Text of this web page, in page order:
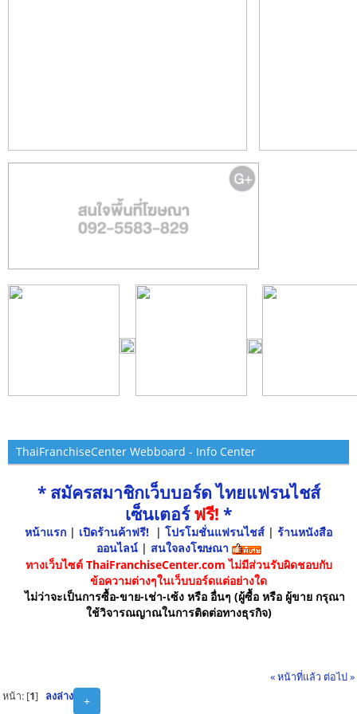
ThaiFranchiseCenter Webboard - Info Center
* สมัครสมาชิกเว็บบอร์ด ไทยแฟรนไชส์
เซ็นเตอร์ฟรี! *
หน้าแรก | เปิดร้านค้าฟรี! | โปรโมชั่นแฟรนไชส์ | ร้านหนังสือ
ออนไลน์ | สนใจลงโฆษณา
ทางเว็บไซต์ ThaiFranchiseCenter.com ไม่มีส่วนรับผิดชอบกับ
ข้อความต่างๆในเว็บบอร์ดแต่อย่างใด
ไม่ว่าจะเป็นการซื้อ-ขาย-เช่า-เซ้ง หรือ อื่นๆ (ผู้ซื้อ หรือ ผู้ขาย กรุณา
ใช้วิจารณญาณในการติดต่อทางธุรกิจ)
« หน้าที่แล้ว ต่อไป »
+
หน้า: [1] ลงล่าง